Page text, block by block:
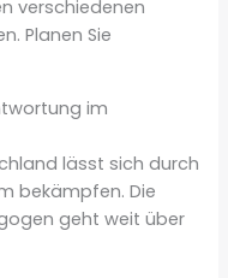
verschiedenen
Planen Sie
im
lässt sich durch
bekämpfen. Die
geht weit über